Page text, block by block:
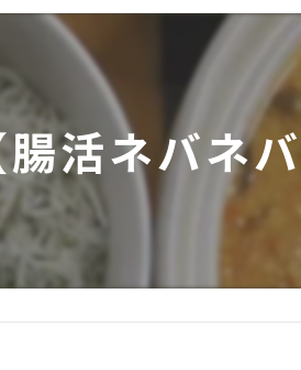
活ネバネ